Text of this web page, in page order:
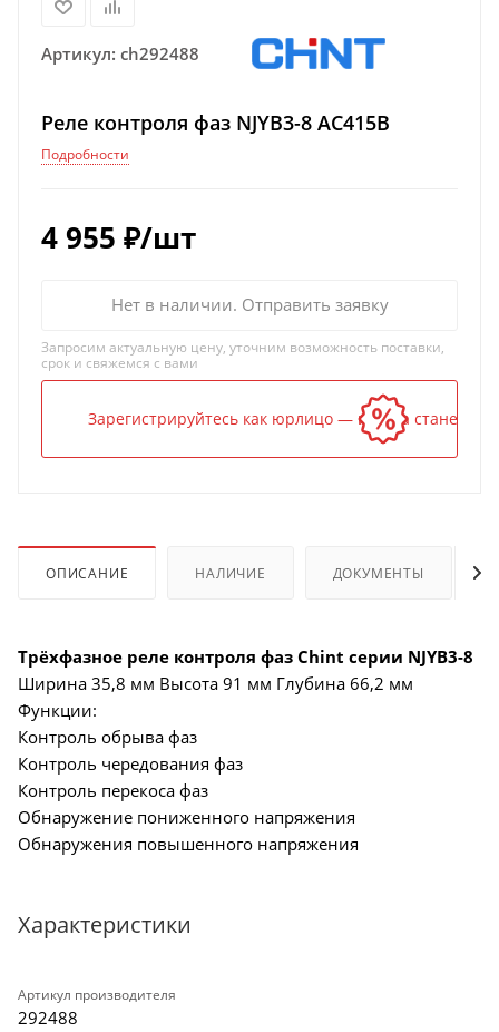
Артикул: ch292488
Реле контроля фаз NJYB3-8 AC415В
Подробности
4 955 ₽/шт
Нет в наличии. Отправить заявку
Запросим актуальную цену, уточним возможность поставки,
срок и свяжемся с вами
Зарегистрируйтесь как юрлицо — и цена станет
ОПИСАНИЕ НАЛИЧИЕ ДОКУМЕНТЫ
Трёхфазное реле контроля фаз Chint серии NJYB3-8
Ширина 35,8 мм Высота 91 мм Глубина 66,2 мм
Функции:
Контроль обрыва фаз
Контроль чередования фаз
Контроль перекоса фаз
Обнаружение пониженного напряжения
Обнаружения повышенного напряжения
Характеристики
Артикул производителя
292488